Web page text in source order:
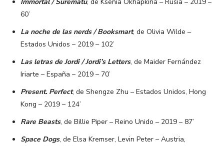
60’
La noche de las nerds / Booksmart, de Olivia Wilde –
Estados Unidos – 2019 – 102’
Las letras de Jordi / Jordi’s Letters, de Maider Fernández
Iriarte – España – 2019 – 70’
Present. Perfect, de Shengze Zhu – Estados Unidos, Hong
Kong – 2019 – 124’
Rare Beasts, de Billie Piper – Reino Unido – 2019 – 87’
Space Dogs, de Elsa Kremser, Levin Peter – Austria,